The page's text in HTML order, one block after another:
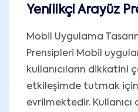
Yenilikçi Arayüz
Mobil Uygulama
Prensipleri Mobil
kullanıcıların dikkatini
etkileşimde tutmak
evrilmektedir. Kullanıcı